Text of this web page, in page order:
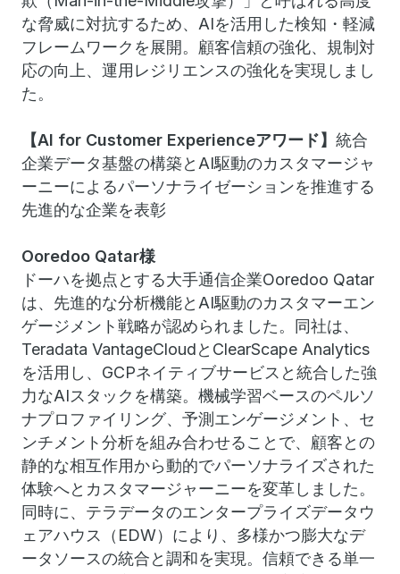
な脅威に対抗するため、AIを活用した検知・軽減
フレームワークを展開。顧客信頼の強化、規制対
応の向上、運用レジリエンスの強化を実現しまし
た。
【AI for Customer Experienceアワード】 統合
企業データ基盤の構築とAI駆動のカスタマージャ
ーニーによるパーソナライゼーションを推進する
先進的な企業を表彰
Ooredoo Qatar様
ドーハを拠点とする大手通信企業Ooredoo Qatar
は、先進的な分析機能とAI駆動のカスタマーエン
ゲージメント戦略が認められました。同社は、
Teradata VantageCloudとClearScape Analytics
を活用し、GCPネイティブサービスと統合した強
力なAIスタックを構築。機械学習ベースのペルソ
ナプロファイリング、予測エンゲージメント、セ
ンチメント分析を組み合わせることで、顧客との
静的な相互作用から動的でパーソナライズされた
体験へとカスタマージャーニーを変革しました。
同時に、テラデータのエンタープライズデータウ
ェアハウス（EDW）により、多様かつ膨大なデ
ータソースの統合と調和を実現。信頼できる単一